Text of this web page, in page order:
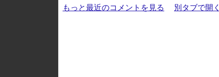
もっと最近のコメントを見る 別タブで開く